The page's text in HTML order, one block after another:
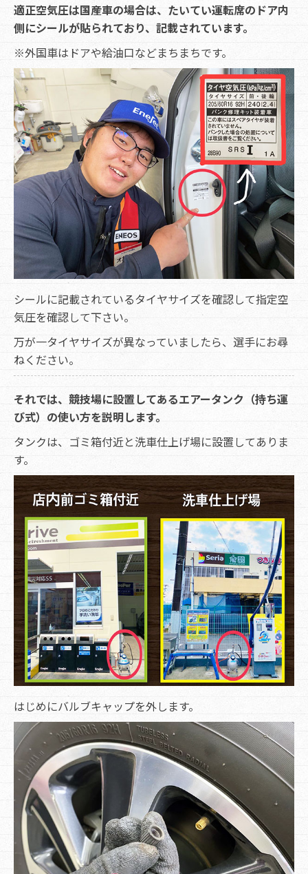
適正空気圧は国産車の場合は、たいてい運転席のドア内
側にシールが貼られており、記載されています。
※外国車はドアや給油口などまちまちです。
シールに記載されているタイヤサイズを確認して指定空
気圧を確認して下さい。
万が一タイヤサイズが異なっていましたら、選手にお尋
ねください。
それでは、競技場に設置してあるエアータンク（持ち運
び式）の使い方を説明します。
タンクは、ゴミ箱付近と洗車仕上げ場に設置してありま
す。
はじめにバルブキャップを外します。